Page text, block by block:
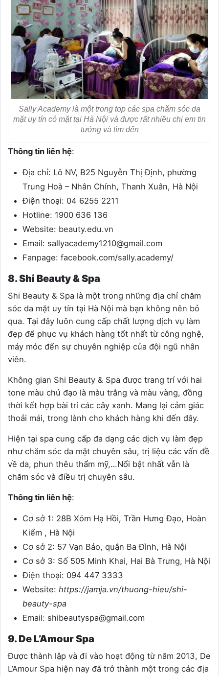
Sally Academy là một trong top các spa chăm sóc da
mặt uy tín có mặt tại Hà Nội và được rất nhiều chị em tin
tưởng và tìm đến
Thông tin liên hệ:
Địa chỉ: Lô NV, B25 Nguyễn Thị Định, phường
Trung Hoà – Nhân Chính, Thanh Xuân, Hà Nội
Điện thoại: 04 6255 2211
Hotline: 1900 636 136
Website: beauty.edu.vn
Email: sallyacademy1210@gmail.com
Fanpage: facebook.com/sally.academy/
8. Shi Beauty & Spa
Shi Beauty & Spa là một trong những địa chỉ chăm
sóc da mặt uy tín tại Hà Nội mà bạn không nên bỏ
qua. Tại đây luôn cung cấp chất lượng dịch vụ làm
đẹp để phục vụ khách hàng tốt nhất từ công nghệ,
máy móc đến sự chuyên nghiệp của đội ngũ nhân
viên.
Không gian Shi Beauty & Spa được trang trí với hai
tone màu chủ đạo là màu trắng và màu vàng, đồng
thời kết hợp bài trí các cây xanh. Mang lại cảm giác
thoải mái, trong lành cho khách hàng khi đến đây.
Hiện tại spa cung cấp đa dạng các dịch vụ làm đẹp
như chăm sóc da mặt chuyên sâu, trị liệu các vấn đề
về da, phun thêu thẩm mỹ,…Nổi bật nhất vẫn là
chăm sóc và điều trị chuyên sâu.
Thông tin liên hệ:
Cơ sở 1: 28B Xóm Hạ Hồi, Trần Hưng Đạo, Hoàn
Kiếm , Hà Nội
Cơ sở 2: 57 Vạn Bảo, quận Ba Đình, Hà Nội
Cơ sở 3: Số 505 Minh Khai, Hai Bà Trưng, Hà Nội
Điện thoại: 094 447 3333
Website: https://jamja.vn/thuong-hieu/shi-
beauty-spa
Email: shibeautyspa@gmail.com
9. De L’Amour Spa
Được thành lập và đi vào hoạt động từ năm 2013, De
L’Amour Spa hiện nay đã trở thành một trong các địa